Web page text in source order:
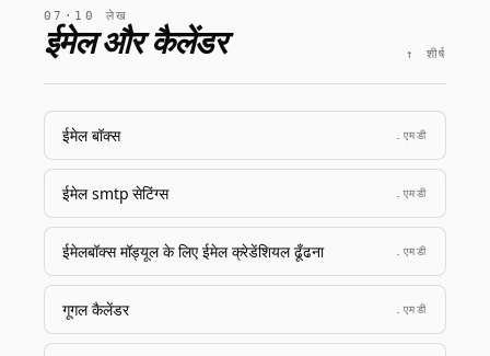
07·10 लेख
ईमेल और कैलेंडर ↑ शीर्ष
ईमेल बॉक्स .एमडी
ईमेल smtp सेटिंग्स .एमडी
ईमेलबॉक्स मॉड्यूल के लिए ईमेल क्रेडेंशियल ढूँढना .एमडी
गूगल कैलेंडर .एमडी